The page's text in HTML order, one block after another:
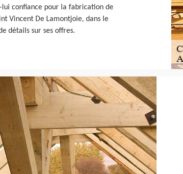
confiance pour la fabrication de
Vincent De Lamontjoie, dans le
détails sur ses offres.